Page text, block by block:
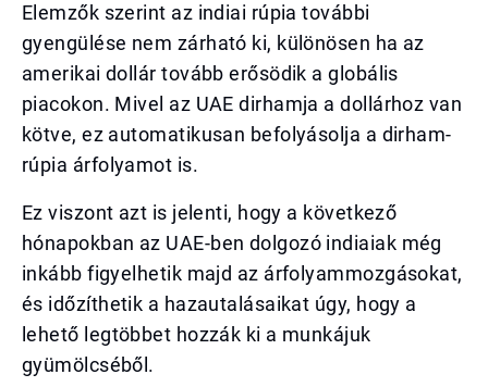
Elemzők szerint az indiai rúpia további
gyengülése nem zárható ki, különösen ha az
amerikai dollár tovább erősödik a globális
piacokon. Mivel az UAE dirhamja a dollárhoz van
kötve, ez automatikusan befolyásolja a dirham-
rúpia árfolyamot is.
Ez viszont azt is jelenti, hogy a következő
hónapokban az UAE-ben dolgozó indiaiak még
inkább figyelhetik majd az árfolyammozgásokat,
és időzíthetik a hazautalásaikat úgy, hogy a
lehető legtöbbet hozzák ki a munkájuk
gyümölcséből.